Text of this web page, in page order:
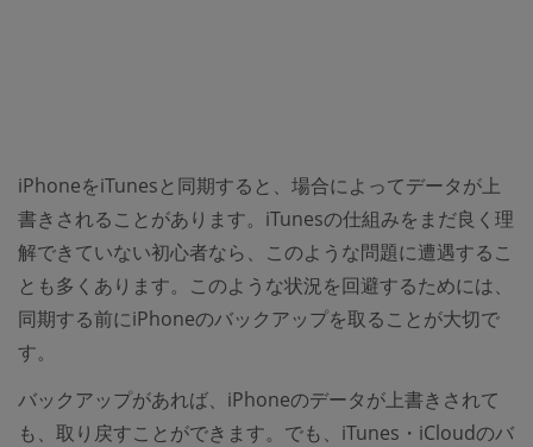
iPhoneをiTunesと同期すると、場合によってデータが上
書きされることがあります。iTunesの仕組みをまだ良く理
解できていない初心者なら、このような問題に遭遇するこ
とも多くあります。このような状況を回避するためには、
同期する前にiPhoneのバックアップを取ることが大切で
す。
バックアップがあれば、iPhoneのデータが上書きされて
も、取り戻すことができます。でも、iTunes・iCloudのバ